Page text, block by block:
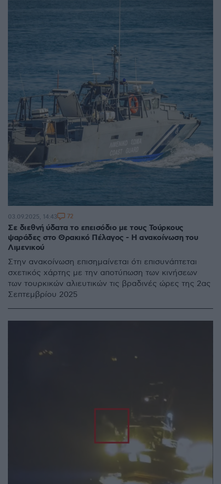
Σε διεθνή ύδατα το επεισόδιο με τους Τούρκους
ψαράδες στο Θρακικό Πέλαγος - Η ανακοίνωση του
Λιμενικού
Στην ανακοίνωση επισημαίνεται ότι επισυνάπτεται
σχετικός χάρτης με την αποτύπωση των κινήσεων
των τουρκικών αλιευτικών τις βραδινές ώρες της 2ας
Σεπτεμβρίου 2025
03.09.2025, 14:43 72